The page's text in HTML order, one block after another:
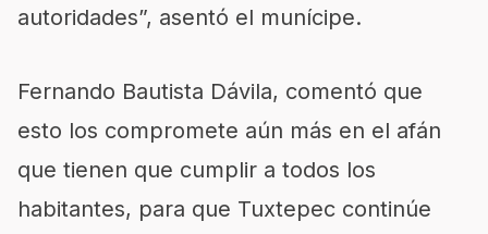
autoridades”, asentó el munícipe.
Fernando Bautista Dávila, comentó que
esto los compromete aún más en el afán
que tienen que cumplir a todos los
habitantes, para que Tuxtepec continúe